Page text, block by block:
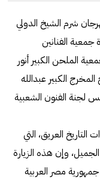
شرم الشيخ الدولي
جمعية الفنانين
الملحن الكبير أنور
الكبير عبدالله
لجنة الفنون الشعبية
العريق، التي
الجميل، وإن هذه الزيارة
مصر العربية